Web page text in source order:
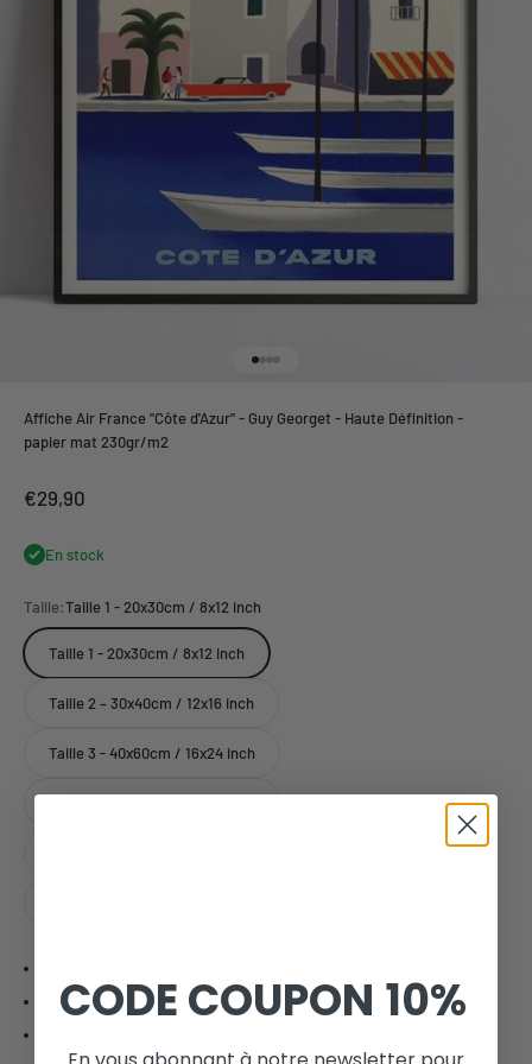
Affiche Air France "Côte d'Azur" - Guy Georget - Haute Définition -
papier mat 230gr/m2
Prix de vente
€29,90
En stock
Taille:Taille 1 - 20x30cm / 8x12 inch
Taille 1 - 20x30cm / 8x12 inch
Taille 2 – 30x40cm / 12x16 inch
Taille 3 - 40x60cm / 16x24 inch
Livraison avec tube de protection cartonné.
CODE COUPON 10%